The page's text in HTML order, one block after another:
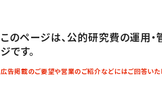
このページは、公的研究費の運用
ジです。
広告掲載のご要望や営業のご紹介などにはご回答いた